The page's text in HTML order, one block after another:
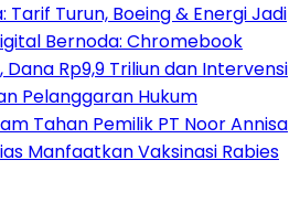
Tarif Turun, Boeing & Energi Jadi
Bernoda: Chromebook
Rp9,9 Triliun dan Intervensi
Pelanggaran Hukum
Tahan Pemilik PT Noor Annisa
Manfaatkan Vaksinasi Rabies